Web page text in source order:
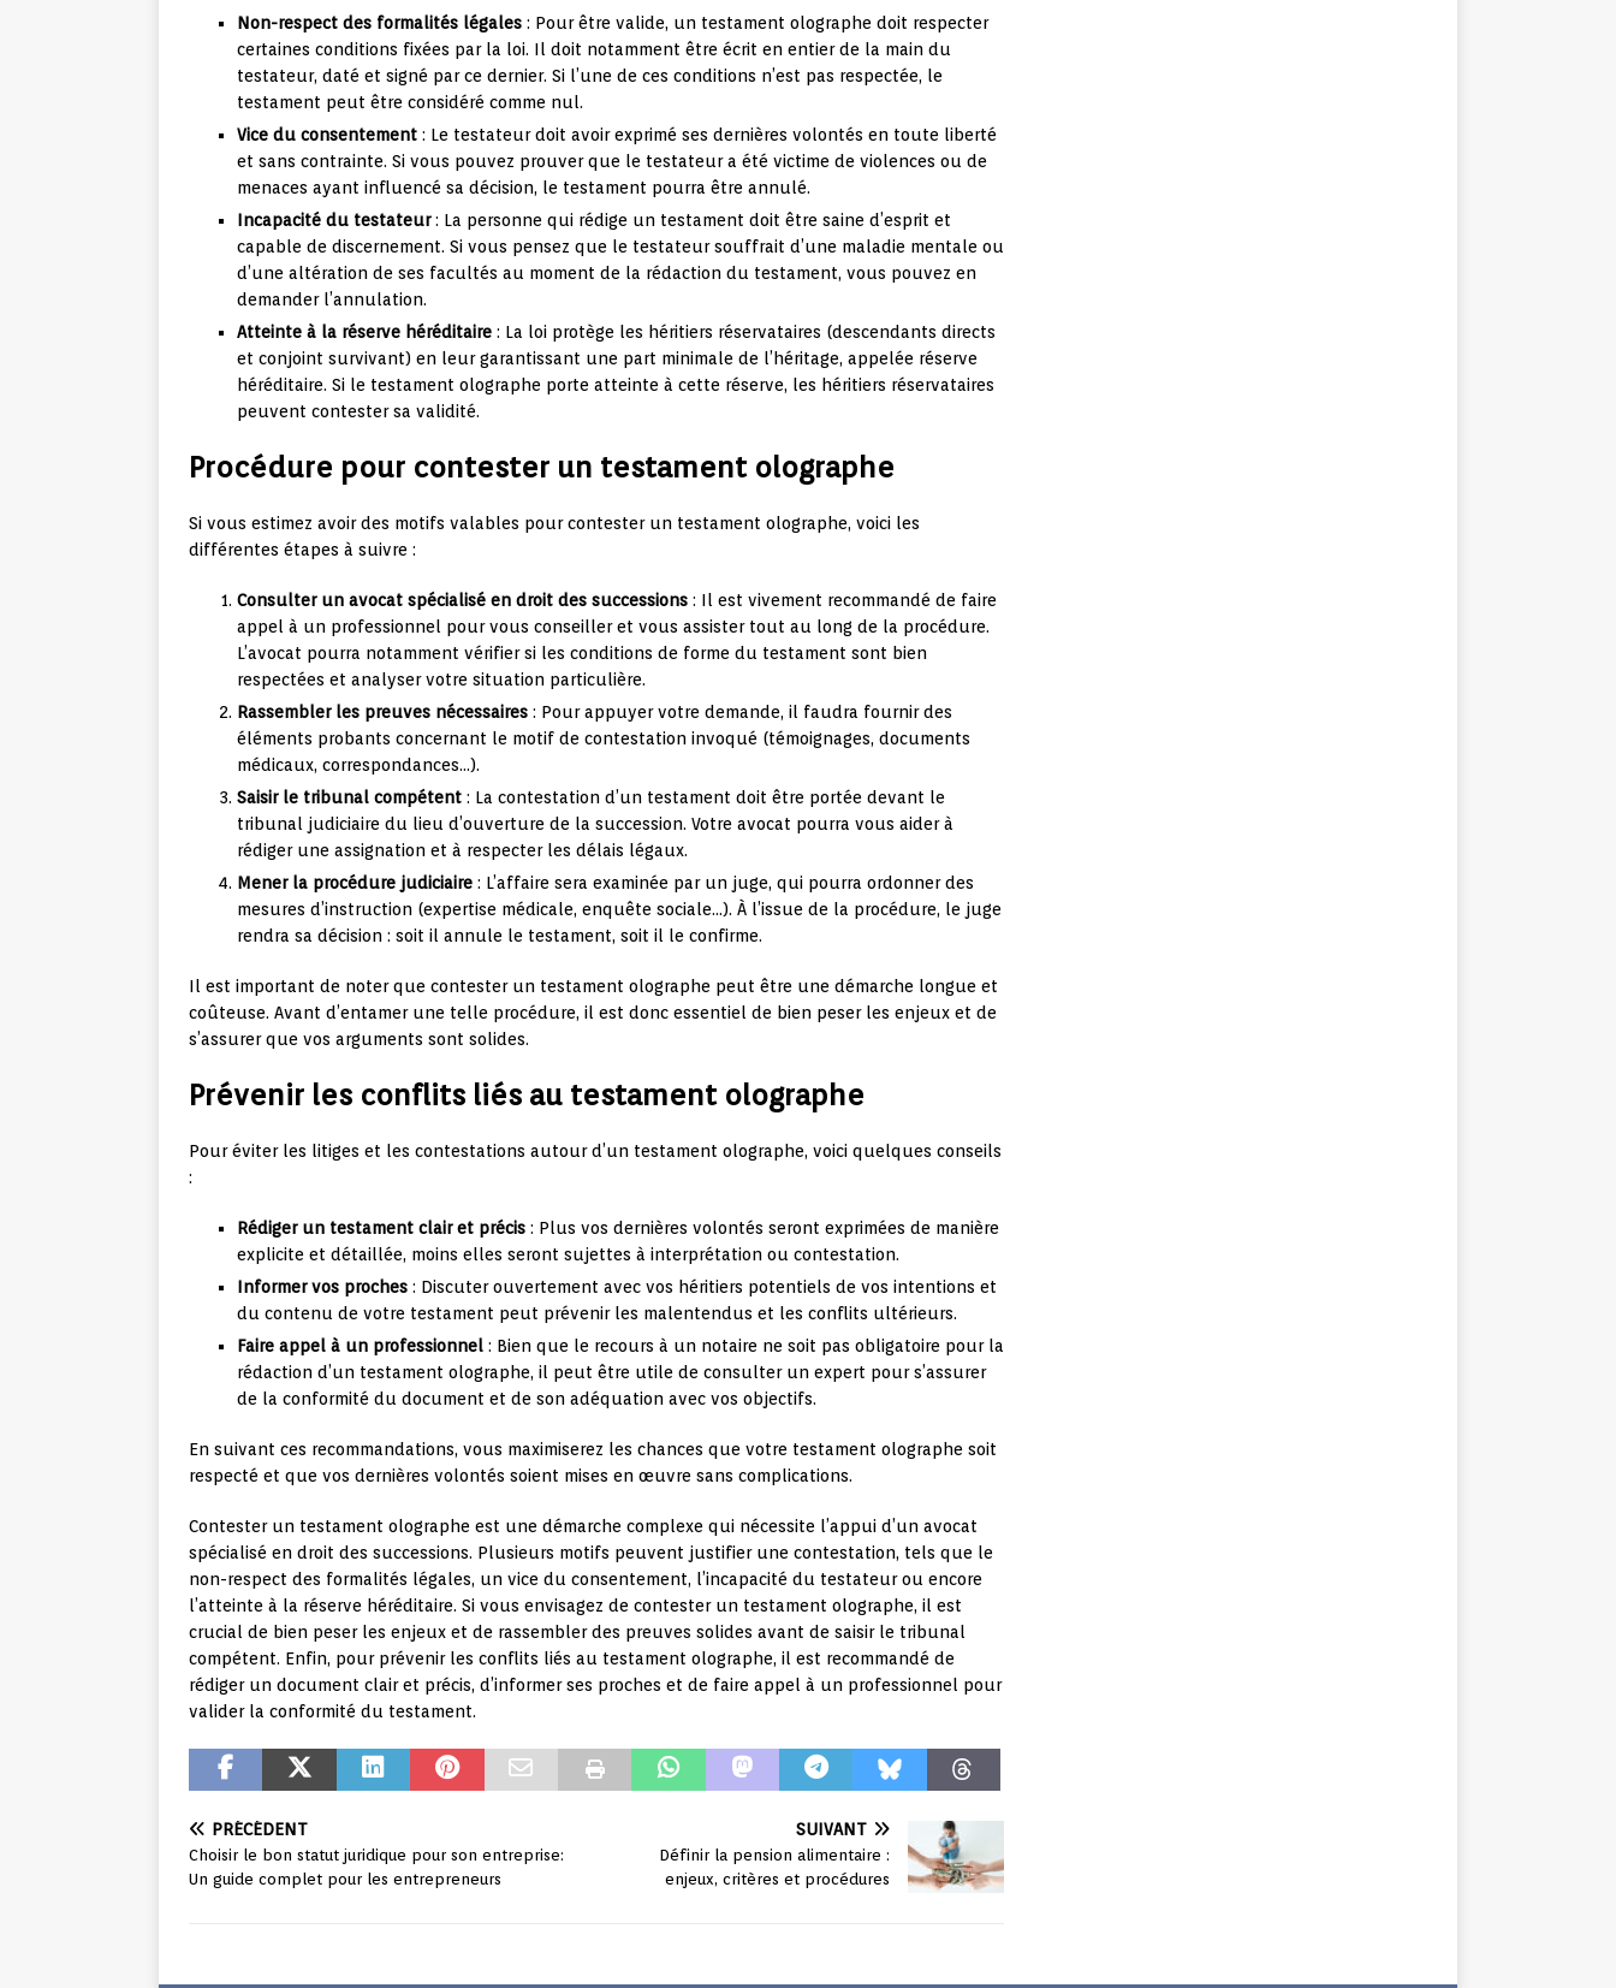
Non-respect des formalités légales : Pour être valide, un testament olographe doit respecter
certaines conditions fixées par la loi. Il doit notamment être écrit en entier de la main du
testateur, daté et signé par ce dernier. Si l’une de ces conditions n’est pas respectée, le
testament peut être considéré comme nul.
Vice du consentement : Le testateur doit avoir exprimé ses dernières volontés en toute liberté
et sans contrainte. Si vous pouvez prouver que le testateur a été victime de violences ou de
menaces ayant influencé sa décision, le testament pourra être annulé.
Incapacité du testateur: La personne qui rédige un testament doit être saine d’esprit et
capable de discernement. Si vous pensez que le testateur souffrait d’une maladie mentale ou
d’une altération de ses facultés au moment de la rédaction du testament, vous pouvez en
demander l’annulation.
Atteinte à la réserve héréditaire : La loi protège les héritiers réservataires (descendants directs
et conjoint survivant) en leur garantissant une part minimale de l’héritage, appelée réserve
héréditaire. Si le testament olographe porte atteinte à cette réserve, les héritiers réservataires
peuvent contester sa validité.
Procédure pour contester un testament olographe
Si vous estimez avoir des motifs valables pour contester un testament olographe, voici les
différentes étapes à suivre :
Consulter un avocat spécialisé en droit des successions : Il est vivement recommandé de faire
appel à un professionnel pour vous conseiller et vous assister tout au long de la procédure.
L’avocat pourra notamment vérifier si les conditions de forme du testament sont bien
respectées et analyser votre situation particulière.
Rassembler les preuves nécessaires : Pour appuyer votre demande, il faudra fournir des
éléments probants concernant le motif de contestation invoqué (témoignages, documents
médicaux, correspondances…).
Saisir le tribunal compétent : La contestation d’un testament doit être portée devant le
tribunal judiciaire du lieu d’ouverture de la succession. Votre avocat pourra vous aider à
rédiger une assignation et à respecter les délais légaux.
Mener la procédure judiciaire : L’affaire sera examinée par un juge, qui pourra ordonner des
mesures d’instruction (expertise médicale, enquête sociale…). À l’issue de la procédure, le juge
rendra sa décision : soit il annule le testament, soit il le confirme.
Il est important de noter que contester un testament olographe peut être une démarche longue et
coûteuse. Avant d’entamer une telle procédure, il est donc essentiel de bien peser les enjeux et de
s’assurer que vos arguments sont solides.
Prévenir les conflits liés au testament olographe
Pour éviter les litiges et les contestations autour d’un testament olographe, voici quelques conseils
:
Rédiger un testament clair et précis : Plus vos dernières volontés seront exprimées de manière
explicite et détaillée, moins elles seront sujettes à interprétation ou contestation.
Informer vos proches : Discuter ouvertement avec vos héritiers potentiels de vos intentions et
du contenu de votre testament peut prévenir les malentendus et les conflits ultérieurs.
Faire appel à un professionnel : Bien que le recours à un notaire ne soit pas obligatoire pour la
rédaction d’un testament olographe, il peut être utile de consulter un expert pour s’assurer
de la conformité du document et de son adéquation avec vos objectifs.
En suivant ces recommandations, vous maximiserez les chances que votre testament olographe soit
respecté et que vos dernières volontés soient mises en œuvre sans complications.
Contester un testament olographe est une démarche complexe qui nécessite l’appui d’un avocat
spécialisé en droit des successions. Plusieurs motifs peuvent justifier une contestation, tels que le
non-respect des formalités légales, un vice du consentement, l’incapacité du testateur ou encore
l’atteinte à la réserve héréditaire. Si vous envisagez de contester un testament olographe, il est
crucial de bien peser les enjeux et de rassembler des preuves solides avant de saisir le tribunal
compétent. Enfin, pour prévenir les conflits liés au testament olographe, il est recommandé de
rédiger un document clair et précis, d’informer ses proches et de faire appel à un professionnel pour
valider la conformité du testament.
PRÉCÉDENT
Choisir le bon statut juridique pour son entreprise:
Un guide complet pour les entrepreneurs
SUIVANT
Définir la pension alimentaire :
enjeux, critères et procédures